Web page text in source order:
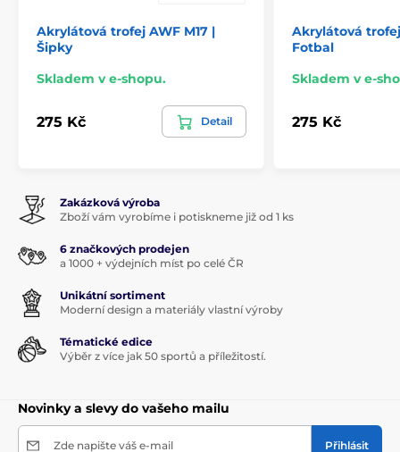
Akrylátová trofej AWF M17 |
Šipky
Skladem v e-shopu.
275 Kč Detail
Akrylátová
Fotbal
Skladem v e-
275 Kč
Zakázková výroba
Zboží vám vyrobíme i potiskneme již od 1 ks
6 značkových prodejen
a 1000 + výdejních míst po celé ČR
Unikátní sortiment
Moderní design a materiály vlastní výroby
Tématické edice
Výběr z více jak 50 sportů a příležitostí.
Novinky a slevy do vašeho mailu
Zde napište váš e-mail Přihlásit